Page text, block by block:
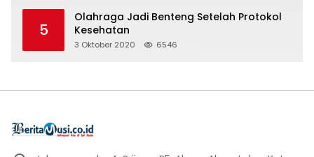
5
Olahraga Jadi Benteng Setelah Protokol
Kesehatan
3 Oktober 2020 6546